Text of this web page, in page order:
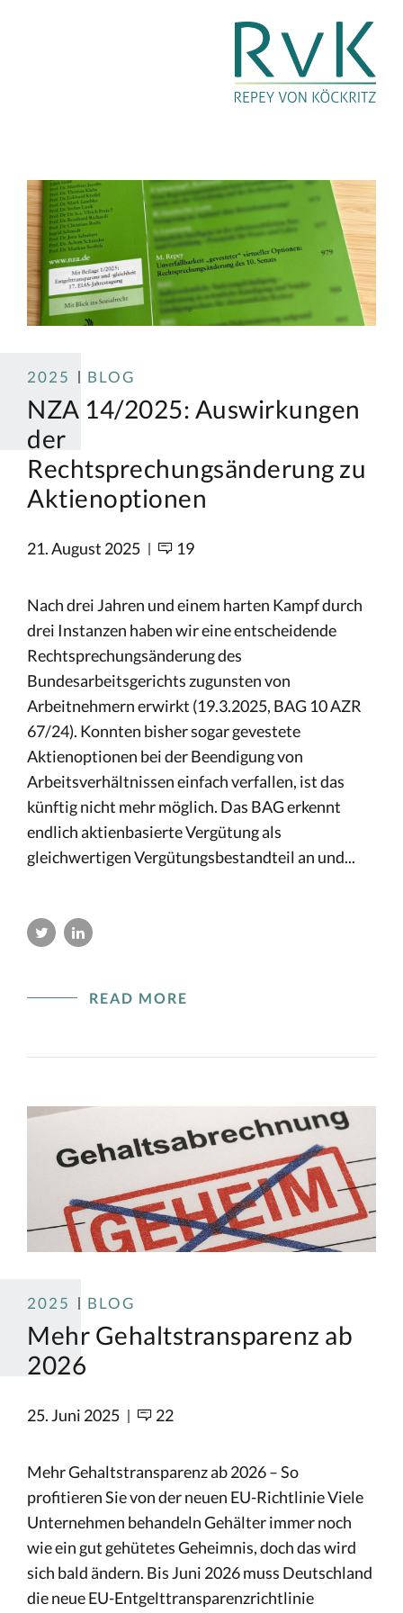
2025 BLOG
NZA 14/2025: Auswirkungen
der
Rechtsprechungsänderung zu
Aktienoptionen
21. August 2025 19
Nach drei Jahren und einem harten Kampf durch
drei Instanzen haben wir eine entscheidende
Rechtsprechungsänderung des
Bundesarbeitsgerichts zugunsten von
Arbeitnehmern erwirkt (19.3.2025, BAG 10 AZR
67/24). Konnten bisher sogar gevestete
Aktienoptionen bei der Beendigung von
Arbeitsverhältnissen einfach verfallen, ist das
künftig nicht mehr möglich. Das BAG erkennt
endlich aktienbasierte Vergütung als
gleichwertigen Vergütungsbestandteil an und...
READ MORE
2025 BLOG
Mehr Gehaltstransparenz ab
2026
25. Juni 2025 22
Mehr Gehaltstransparenz ab 2026 – So
profitieren Sie von der neuen EU-Richtlinie Viele
Unternehmen behandeln Gehälter immer noch
wie ein gut gehütetes Geheimnis, doch das wird
sich bald ändern. Bis Juni 2026 muss Deutschland
die neue EU-Entgelttransparenzrichtlinie